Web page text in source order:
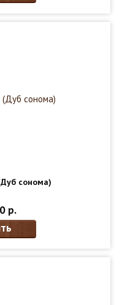
сонома)
р.